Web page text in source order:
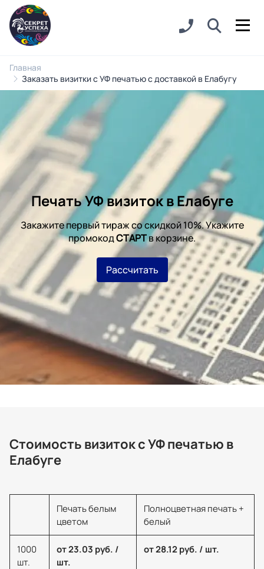
Главная
Заказать визитки с УФ печатью с доставкой в Елабугу
Печать УФ визиток в Елабуге
Закажите первый тираж со скидкой 10%. Укажите
промокодСТАРТв корзине.
Рассчитать
Стоимость визиток с УФ печатью в
Елабуге
Печать белым
цветом
Полноцветная печать +
белый
1000
шт.
от 23.03 руб. /
шт.
от 28.12 руб. / шт.